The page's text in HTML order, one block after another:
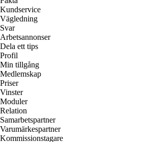
Kundservice
Vägledning
Svar
Arbetsannonser
Dela ett tips
Profil
Min tillgång
Medlemskap
Priser
Vinster
Moduler
Relation
Samarbetspartner
Varumärkespartner
Kommissionstagare